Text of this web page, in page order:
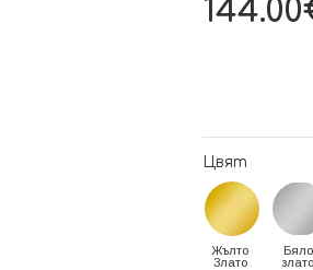
Цвят
Жълто
Злато
Бяло
злато